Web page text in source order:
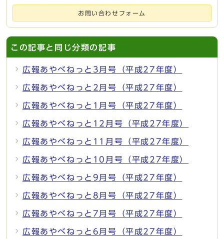
お問い合わせフォーム
この記事と同じ分類の記事
広報あやべねっと3月号（平成27年度）
広報あやべねっと2月号（平成27年度）
広報あやべねっと1月号（平成27年度）
広報あやべねっと12月号（平成27年度）
広報あやべねっと11月号（平成27年度）
広報あやべねっと10月号（平成27年度）
広報あやべねっと9月号（平成27年度）
広報あやべねっと8月号（平成27年度）
広報あやべねっと7月号（平成27年度）
広報あやべねっと6月号（平成27年度）